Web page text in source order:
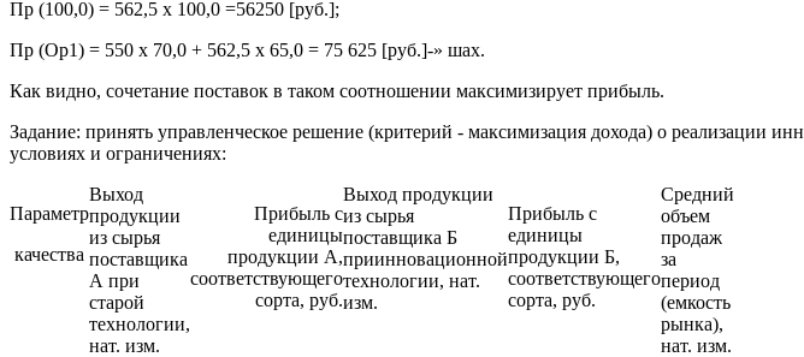
Пр (100,0) = 562,5 х 100,0 =56250 [руб.];
Пр (Ор1) = 550 х 70,0 + 562,5 х 65,0 = 75 625 [руб.]-» шах.
Как видно, сочетание поставок в таком соотношении максимизирует прибыль.
Задание: принять управленческое решение (критерий - максимизация дохода) о реализации
условиях и ограничениях:
Параметр
качества
Выход
продукции
из сырья
поставщика
А при
старой
технологии,
нат. изм.
Прибыль с
единицы
продукции А,
соответствующего
сорта, руб.
Выход продукции
из сырья
поставщика Б
приинновационной
технологии, нат.
изм.
Прибыль с
единицы
продукции Б,
соответствующего
сорта, руб.
Средний
объем
продаж
за
период
(емкость
рынка),
нат. изм.